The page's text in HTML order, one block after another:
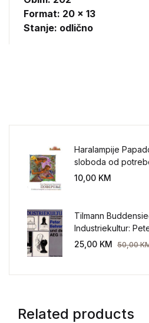
Format: 20 x 13
Stanje: odlično
Haralampije
sloboda od
sveta
10,00 KM
Tilmann
Industriekultur:
AEG 1907-1914.
25,00 KM 50,00
Related products